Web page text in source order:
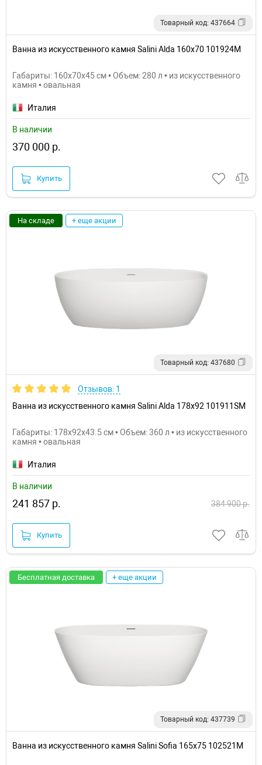
Товарный код: 437664
Ванна из искусственного камня Salini Alda 160х70 101924M
Габариты: 160x70x45 см • Объем: 280 л • из искусственного
камня • овальная
Италия
В наличии
370 000 р.
Купить
На складе + еще акции
Товарный код: 437680
Отзывов: 1
Ванна из искусственного камня Salini Alda 178х92 101911SM
Габариты: 178x92x43.5 см • Объем: 360 л • из искусственного
камня • овальная
Италия
В наличии
241 857 р. 384 900 р.
Купить
Бесплатная доставка + еще акции
Товарный код: 437739
Ванна из искусственного камня Salini Sofia 165х75 102521M